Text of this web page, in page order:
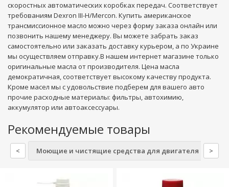
скоростных автоматических коробках передач. Соответствует
требованиям Dexron III-H/Mercon. Купить американское
трансмиссионное масло можно через форму заказа онлайн или
позвонить нашему менеджеру. Вы можете забрать заказ
самостоятельно или заказать доставку курьером, а по Украине
мы осуществляем отправку.В нашем интернет магазине только
оригинальные масла от производителя. Цена масла
демократичная, соответствует высокому качеству продукта.
Кроме масел мы с удовольствие подберем для вашего авто
прочие расходные материалы: фильтры, автохимию,
аккумулятор или автоаксессуары.
Рекомендуемые товары
< Моющие и чистящие средства для двигателя >